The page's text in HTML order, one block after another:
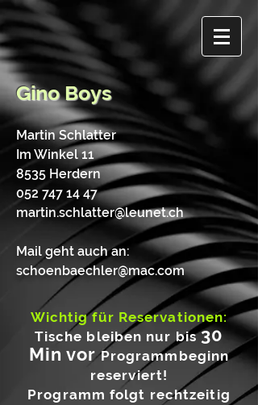
Gino Boys
Martin Schlatter
Im Winkel 11
8535 Herdern
052 747 14 47
martin.schlatter@leunet.ch
Mail geht auch an:
schoenbaechler@mac.com
Wichtig für Reservationen:
Tische bleiben nur bis30
Min vorProgrammbeginn
reserviert!
Programm folgt rechtzeitig